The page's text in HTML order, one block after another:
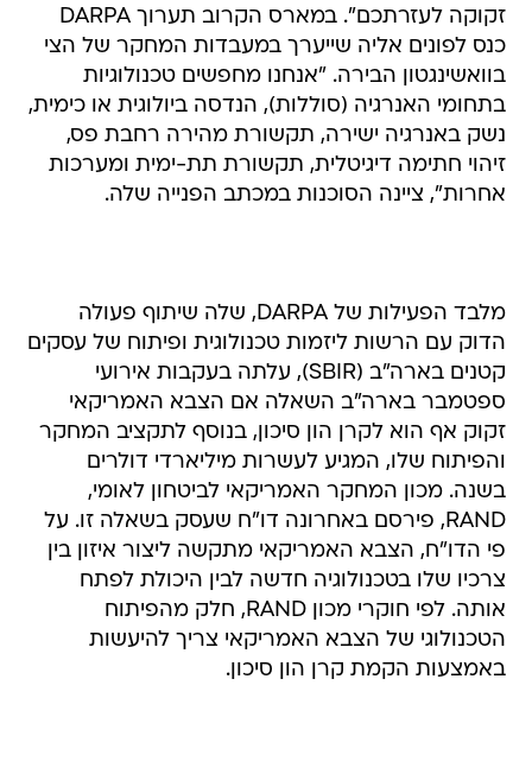
זקוקה לעזרתכם". במארס הקרוב תערוך DARPA
כנס לפונים אליה שייערך במעבדות המחקר של הצי
בוואשינגטון הבירה. "אנחנו מחפשים טכנולוגיות
בתחומי האנרגיה (סוללות), הנדסה ביולוגית או כימית,
נשק באנרגיה ישירה, תקשורת מהירה רחבת פס,
זיהוי חתימה דיגיטלית, תקשורת תת-ימית ומערכות
אחרות", ציינה הסוכנות במכתב הפנייה שלה.
מלבד הפעילות של DARPA, שלה שיתוף פעולה
הדוק עם הרשות ליזמות טכנולוגית ופיתוח של עסקים
קטנים בארה"ב (SBIR), עלתה בעקבות אירועי
ספטמבר בארה"ב השאלה אם הצבא האמריקאי
זקוק אף הוא לקרן הון סיכון, בנוסף לתקציב המחקר
והפיתוח שלו, המגיע לעשרות מיליארדי דולרים
בשנה. מכון המחקר האמריקאי לביטחון לאומי,
RAND, פירסם באחרונה דו"ח שעסק בשאלה זו. על
פי הדו"ח, הצבא האמריקאי מתקשה ליצור איזון בין
צרכיו שלו בטכנולוגיה חדשה לבין היכולת לפתח
אותה. לפי חוקרי מכון RAND, חלק מהפיתוח
הטכנולוגי של הצבא האמריקאי צריך להיעשות
באמצעות הקמת קרן הון סיכון.